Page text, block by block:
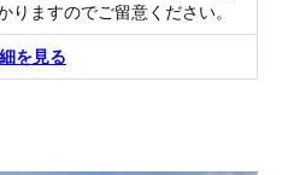
りますのでご留意ください。
を見る